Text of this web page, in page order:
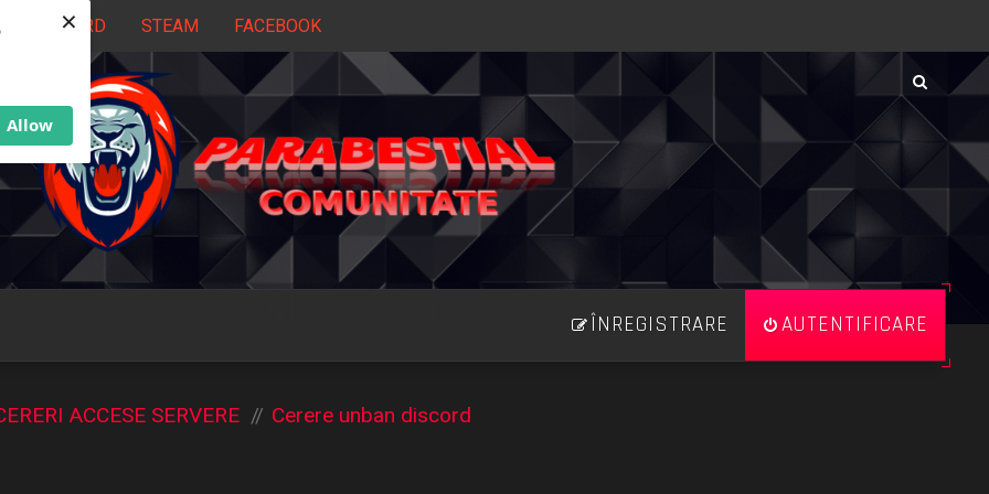
Allow
×
DISCORD STEAM FACEBOOK
AUTENTIFICARE
ÎNREGISTRARE
ACCESE SERVERE Cerere unban discord